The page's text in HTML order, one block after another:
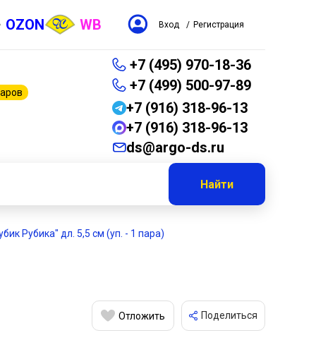
OZON WB Вход / Регистрация
+7 (495) 970-18-36
+7 (499) 500-97-89
+7 (916) 318-96-13
+7 (916) 318-96-13
ds@argo-ds.ru
Найти
Рубика" дл. 5,5 см (уп. - 1 пара)
Отложить Поделиться